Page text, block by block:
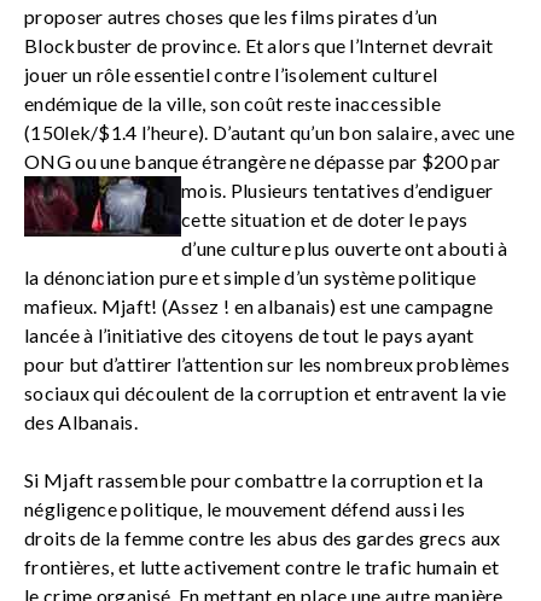
proposer autres choses que les films pirates d’un
Blockbuster de province. Et alors que l’Internet devrait
jouer un rôle essentiel contre l’isolement culturel
endémique de la ville, son coût reste inaccessible
(150lek/$1.4 l’heure). D’autant qu’un bon salaire, avec une
ONG ou une banque étrangère ne dépasse par $200 par
mois. Plusieurs tentatives d’endiguer
cette situation et de doter le pays
d’une culture plus ouverte ont abouti à
la dénonciation pure et simple d’un système politique
mafieux. Mjaft! (Assez ! en albanais) est une campagne
lancée à l’initiative des citoyens de tout le pays ayant
pour but d’attirer l’attention sur les nombreux problèmes
sociaux qui découlent de la corruption et entravent la vie
des Albanais.
Si Mjaft rassemble pour combattre la corruption et la
négligence politique, le mouvement défend aussi les
droits de la femme contre les abus des gardes grecs aux
frontières, et lutte activement contre le trafic humain et
le crime organisé. En mettant en place une autre manière